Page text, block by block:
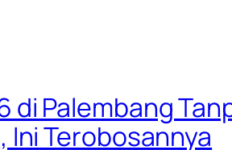
di Palembang
Ini Terobosannya